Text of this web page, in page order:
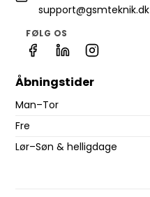
support@gsmteknik.dk
FØLG OS
Åbningstider
Man–Tor
Fre
Lør–Søn & helligdage